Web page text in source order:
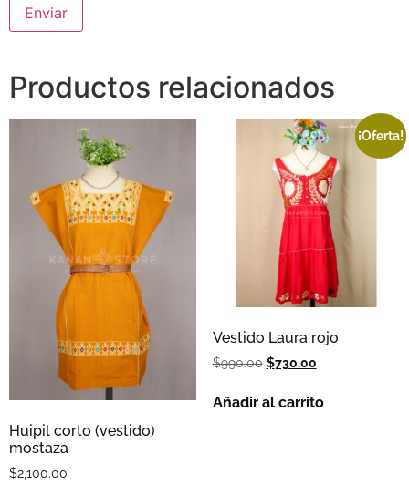
Productos relacionados
Huipil corto (vestido)
mostaza
$2,100.00
¡Oferta!
Vestido Laura rojo
$990.00 $730.00
Añadir al carrito